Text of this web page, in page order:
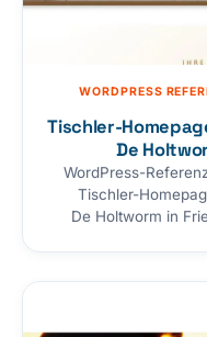
Tischler-
De
WORDPRESS
WordPress-
Tischler-
De Holtworm in
Website im warmen
2026 rundum